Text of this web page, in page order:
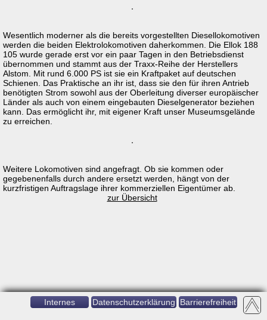
Wesentlich moderner als die bereits vorgestellten Diesellokomotiven
werden die beiden Elektrolokomotiven daherkommen. Die Ellok 188
105 wurde gerade erst vor ein paar Tagen in den Betriebsdienst
übernommen und stammt aus der Traxx-Reihe der Herstellers
Alstom. Mit rund 6.000 PS ist sie ein Kraftpaket auf deutschen
Schienen. Das Praktische an ihr ist, dass sie den für ihren Antrieb
benötigten Strom sowohl aus der Oberleitung diverser europäischer
Länder als auch von einem eingebauten Dieselgenerator beziehen
kann. Das ermöglicht ihr, mit eigener Kraft unser Museumsgelände
zu erreichen.
Weitere Lokomotiven sind angefragt. Ob sie kommen oder
gegebenenfalls durch andere ersetzt werden, hängt von der
kurzfristigen Auftragslage ihrer kommerziellen Eigentümer ab.
zur Übersicht
Internes Datenschutzerklärung Barrierefreiheit